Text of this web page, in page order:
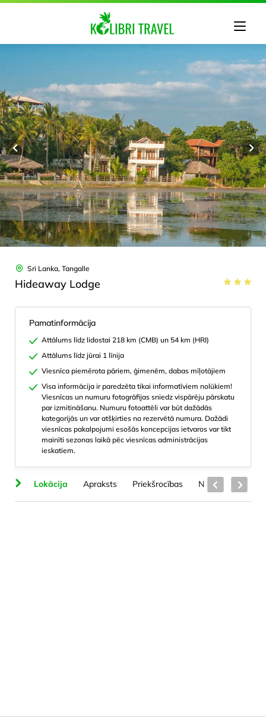
Sri Lanka, Tangalle
Hideaway Lodge
Pamatinformācija
Attālums līdz lidostai 218 km (CMB) un 54 km (HRI)
Attālums līdz jūrai 1 līnija
Viesnīca piemērota pāriem, ģimenēm, dabas mīļotājiem
Visa informācija ir paredzēta tikai informatīviem nolūkiem!
Viesnīcas un numuru fotogrāfijas sniedz vispārēju pārskatu
par izmitināšanu. Numuru fotoattēli var būt dažādās
kategorijās un var atšķirties no rezervētā numura. Dažādi
viesnīcas pakalpojumi esošās koncepcijas ietvaros var tikt
mainīti sezonas laikā pēc viesnīcas administrācijas
ieskatiem.
Lokācija Apraksts Priekšrocības Numuru veidi